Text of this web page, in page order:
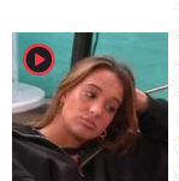
player2